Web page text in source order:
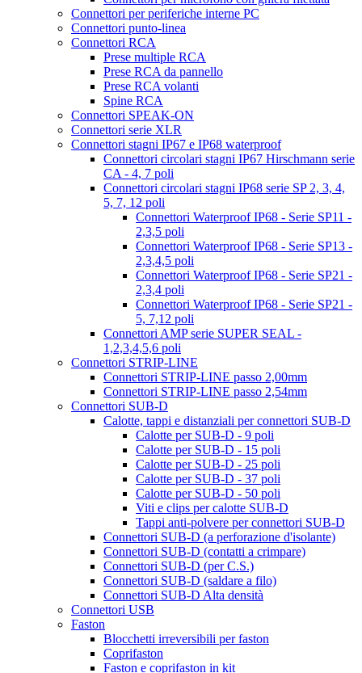
Connettori per periferiche interne PC
Connettori punto-linea
Connettori RCA
Prese multiple RCA
Prese RCA da pannello
Prese RCA volanti
Spine RCA
Connettori SPEAK-ON
Connettori serie XLR
Connettori stagni IP67 e IP68 waterproof
Connettori circolari stagni IP67 Hirschmann serie
CA - 4, 7 poli
Connettori circolari stagni IP68 serie SP 2, 3, 4,
5, 7, 12 poli
Connettori Waterproof IP68 - Serie SP11 -
2,3,5 poli
Connettori Waterproof IP68 - Serie SP13 -
2,3,4,5 poli
Connettori Waterproof IP68 - Serie SP21 -
2,3,4 poli
Connettori Waterproof IP68 - Serie SP21 -
5, 7,12 poli
Connettori AMP serie SUPER SEAL -
1,2,3,4,5,6 poli
Connettori STRIP-LINE
Connettori STRIP-LINE passo 2,00mm
Connettori STRIP-LINE passo 2,54mm
Connettori SUB-D
Calotte, tappi e distanziali per connettori SUB-D
Calotte per SUB-D - 9 poli
Calotte per SUB-D - 15 poli
Calotte per SUB-D - 25 poli
Calotte per SUB-D - 37 poli
Calotte per SUB-D - 50 poli
Viti e clips per calotte SUB-D
Tappi anti-polvere per connettori SUB-D
Connettori SUB-D (a perforazione d'isolante)
Connettori SUB-D (contatti a crimpare)
Connettori SUB-D (per C.S.)
Connettori SUB-D (saldare a filo)
Connettori SUB-D Alta densità
Connettori USB
Faston
Blocchetti irreversibili per faston
Coprifaston
Faston e coprifaston in kit